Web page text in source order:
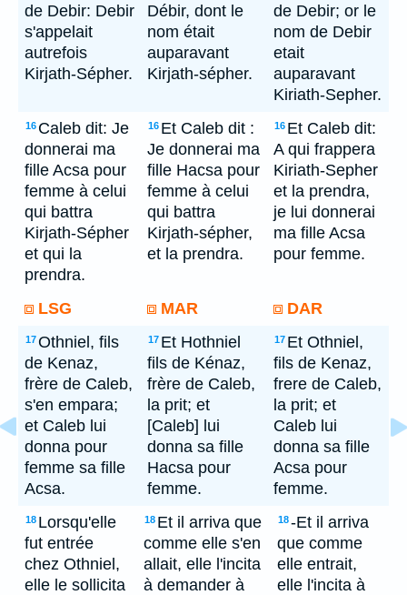
de Debir: Debir
s'appelait
autrefois
Kirjath-Sépher.
Débir, dont le
nom était
auparavant
Kirjath-sépher.
de Debir; or le
nom de Debir
etait
auparavant
Kiriath-Sepher.
16 Caleb dit: Je
donnerai ma
fille Acsa pour
femme à celui
qui battra
Kirjath-Sépher
et qui la
prendra.
16 Et Caleb dit :
Je donnerai ma
fille Hacsa pour
femme à celui
qui battra
Kirjath-sépher,
et la prendra.
16 Et Caleb dit:
A qui frappera
Kiriath-Sepher
et la prendra,
je lui donnerai
ma fille Acsa
pour femme.
LSG MAR DAR
17Othniel, fils
de Kenaz,
frère de Caleb,
s'en empara;
et Caleb lui
donna pour
femme sa fille
Acsa.
17 Et Hothniel
fils de Kénaz,
frère de Caleb,
la prit; et
[Caleb] lui
donna sa fille
Hacsa pour
femme.
17 Et Othniel,
fils de Kenaz,
frere de Caleb,
la prit; et
Caleb lui
donna sa fille
Acsa pour
femme.
18 Lorsqu'elle
fut entrée
chez Othniel,
elle le sollicita
18 Et il arriva que
comme elle s'en
allait, elle l'incita
à demander à
18-Et il arriva
que comme
elle entrait,
elle l'incita à